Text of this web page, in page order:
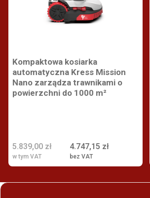
Kompaktowa kosiarka
automatyczna Kress Mission
Nano zarządza trawnikami o
powierzchni do 1000 m²
4.747,15 zł
bez VAT
5.839,00 zł
w tym VAT